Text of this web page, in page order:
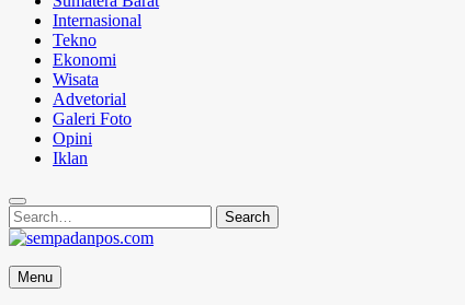
Internasional
Tekno
Ekonomi
Wisata
Advetorial
Galeri Foto
Opini
Iklan
Search
for:
Search
sempadanpos.com
Menyampaikan Berita Dengan Analisa
Menu